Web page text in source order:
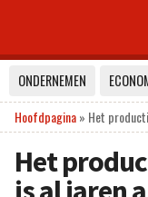
ONDERNEMEN
Hoofdpagina» Het
Het